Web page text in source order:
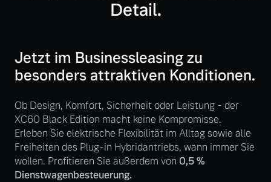
Editionsmodelle
Angebot anfragen
Fahrzeug konfigurieren
Sofort verfügbare Fahrzeuge
Aktuelle Serviceangebote
Service by Volvo
Sie erhalten bei uns eine
Vielzahl von Original
Volvo Winter- und
Sommer Kompletträder.
Bitte sprechen Sie uns
direkt an.
Detail.
Jetzt im Businessleasing zu
besonders attraktiven Konditionen.
Ob Design, Komfort, Sicherheit oder Leistung - der
XC60 Black Edition macht keine Kompromisse.
Erleben Sie elektrische Flexibilität im Alltag sowie alle
Freiheiten des Plug-in Hybridantriebs, wann immer Sie
wollen. Profitieren Sie außerdem von 0,5 %
Dienstwagenbesteuerung.